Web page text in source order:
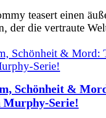
teasert einen
der die vertraute
Schönheit &
Murphy-Serie!